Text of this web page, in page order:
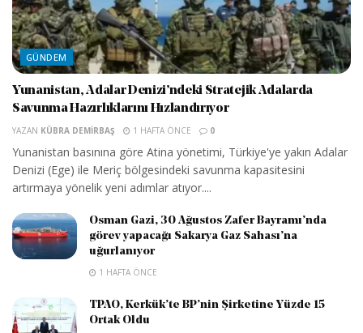
GÜNDEM
Yunanistan, Adalar Denizi’ndeki Stratejik Adalarda
Savunma Hazırlıklarını Hızlandırıyor
YAZAN KÜBRA DEMIRBAŞ 1 HAFTA ÖNCE 0
Yunanistan basınına göre Atina yönetimi, Türkiye'ye yakın Adalar
Denizi (Ege) ile Meriç bölgesindeki savunma kapasitesini
artırmaya yönelik yeni adımlar atıyor....
Osman Gazi, 30 Ağustos Zafer Bayramı’nda
görev yapacağı Sakarya Gaz Sahası’na
uğurlanıyor
1 HAFTA ÖNCE
TPAO, Kerkük’te BP’nin Şirketine Yüzde 15
Ortak Oldu